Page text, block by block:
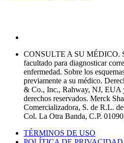
CONSULTE A SU MÉDICO.
facultado para diagnosticar
enfermedad. Sobre los
previamente a su médico.
& Co., Inc., Rahway, NJ, EUA
derechos reservados. Merck
Comercializadora, S. de R.L.
Col. La Otra Banda, C.P.
TÉRMINOS DE USO